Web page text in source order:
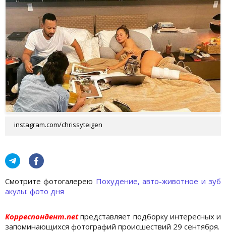
instagram.com/chrissyteigen
Cмотрите фотогалерею Похудение, авто-животное и зуб
акулы: фото дня
Корреспондент.netпредставляет подборку интересных и
запоминающихся фотографий происшествий 29 сентября.